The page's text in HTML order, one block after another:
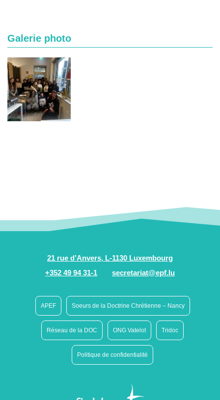
Galerie photo
21 rue d’Anvers, L-1130 Luxembourg
+352 49 94 31-1
secretariat@epf.lu
APEF Soeurs de la Doctrine Chrétienne – Nancy
Réseau de la DOC ONG Vatelot Tridoc
Politique de confidentialité